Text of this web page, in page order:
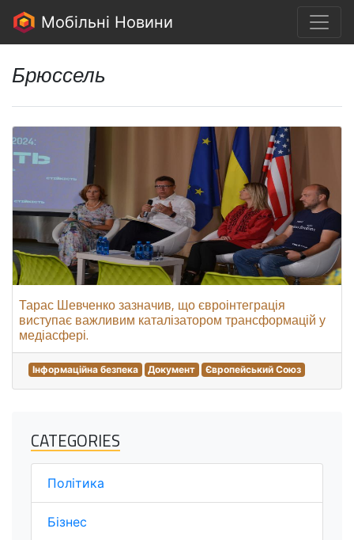
Мобільні Новини
Брюссель
Тарас Шевченко зазначив, що євроінтеграція
виступає важливим каталізатором трансформацій у
медіасфері.
Інформаційна безпека Документ Європейський Союз
CATEGORIES
Політика
Бізнес